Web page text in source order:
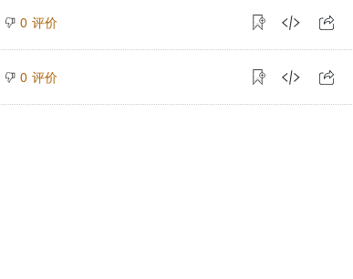
0 评价
0 评价